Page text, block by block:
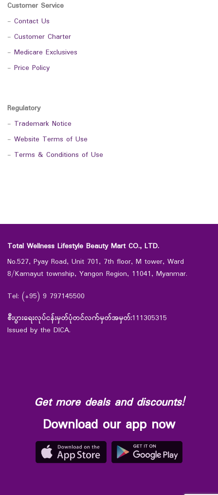
Customer Service
- Contact Us
- Customer Charter
- Medicare Exclusives
- Price Policy
Regulatory
- Trademark Notice
- Website Terms of Use
- Terms & Conditions of Use
Total Wellness Lifestyle Beauty Mart CO., LTD.
No.527, Pyay Road, Unit 701, 7th floor, M tower, Ward
8/Kamayut township, Yangon Region, 11041, Myanmar.
Tel: (+95) 9 797145500
စီးပွားရေးလုပ်ငန်းမှတ်ပုံတင်လက်မှတ်အမှတ်:111305315
Issued by the DICA.
Get more deals and discounts!
Download our app now